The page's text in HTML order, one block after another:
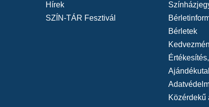
(Shakespeare: Ahogy
(Shaw: Szent Johanna)
demagóg, Első bizánci
ember tragédiája),
(Shakespeare: Sok
Bodolay: Előre hát
összeesküvése),
Sotenville (Moliere:
Hírek
SZÍN-TÁR Fesztivál
Bérletek
Közérdekű